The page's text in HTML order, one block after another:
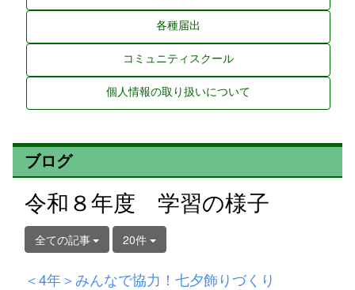
各種届出
コミュニティスクール
個人情報の取り扱いについて
ブログ
令和８年度 学習の様子
全ての記事 20件
＜4年＞みんなで協力！七夕飾りづくり